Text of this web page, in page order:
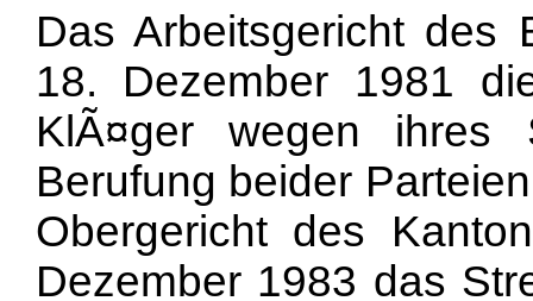
Das Arbeitsgericht des
18. Dezember 1981
KlÃ¤ger wegen ihres
Berufung beider
Obergericht des
Dezember 1983 das